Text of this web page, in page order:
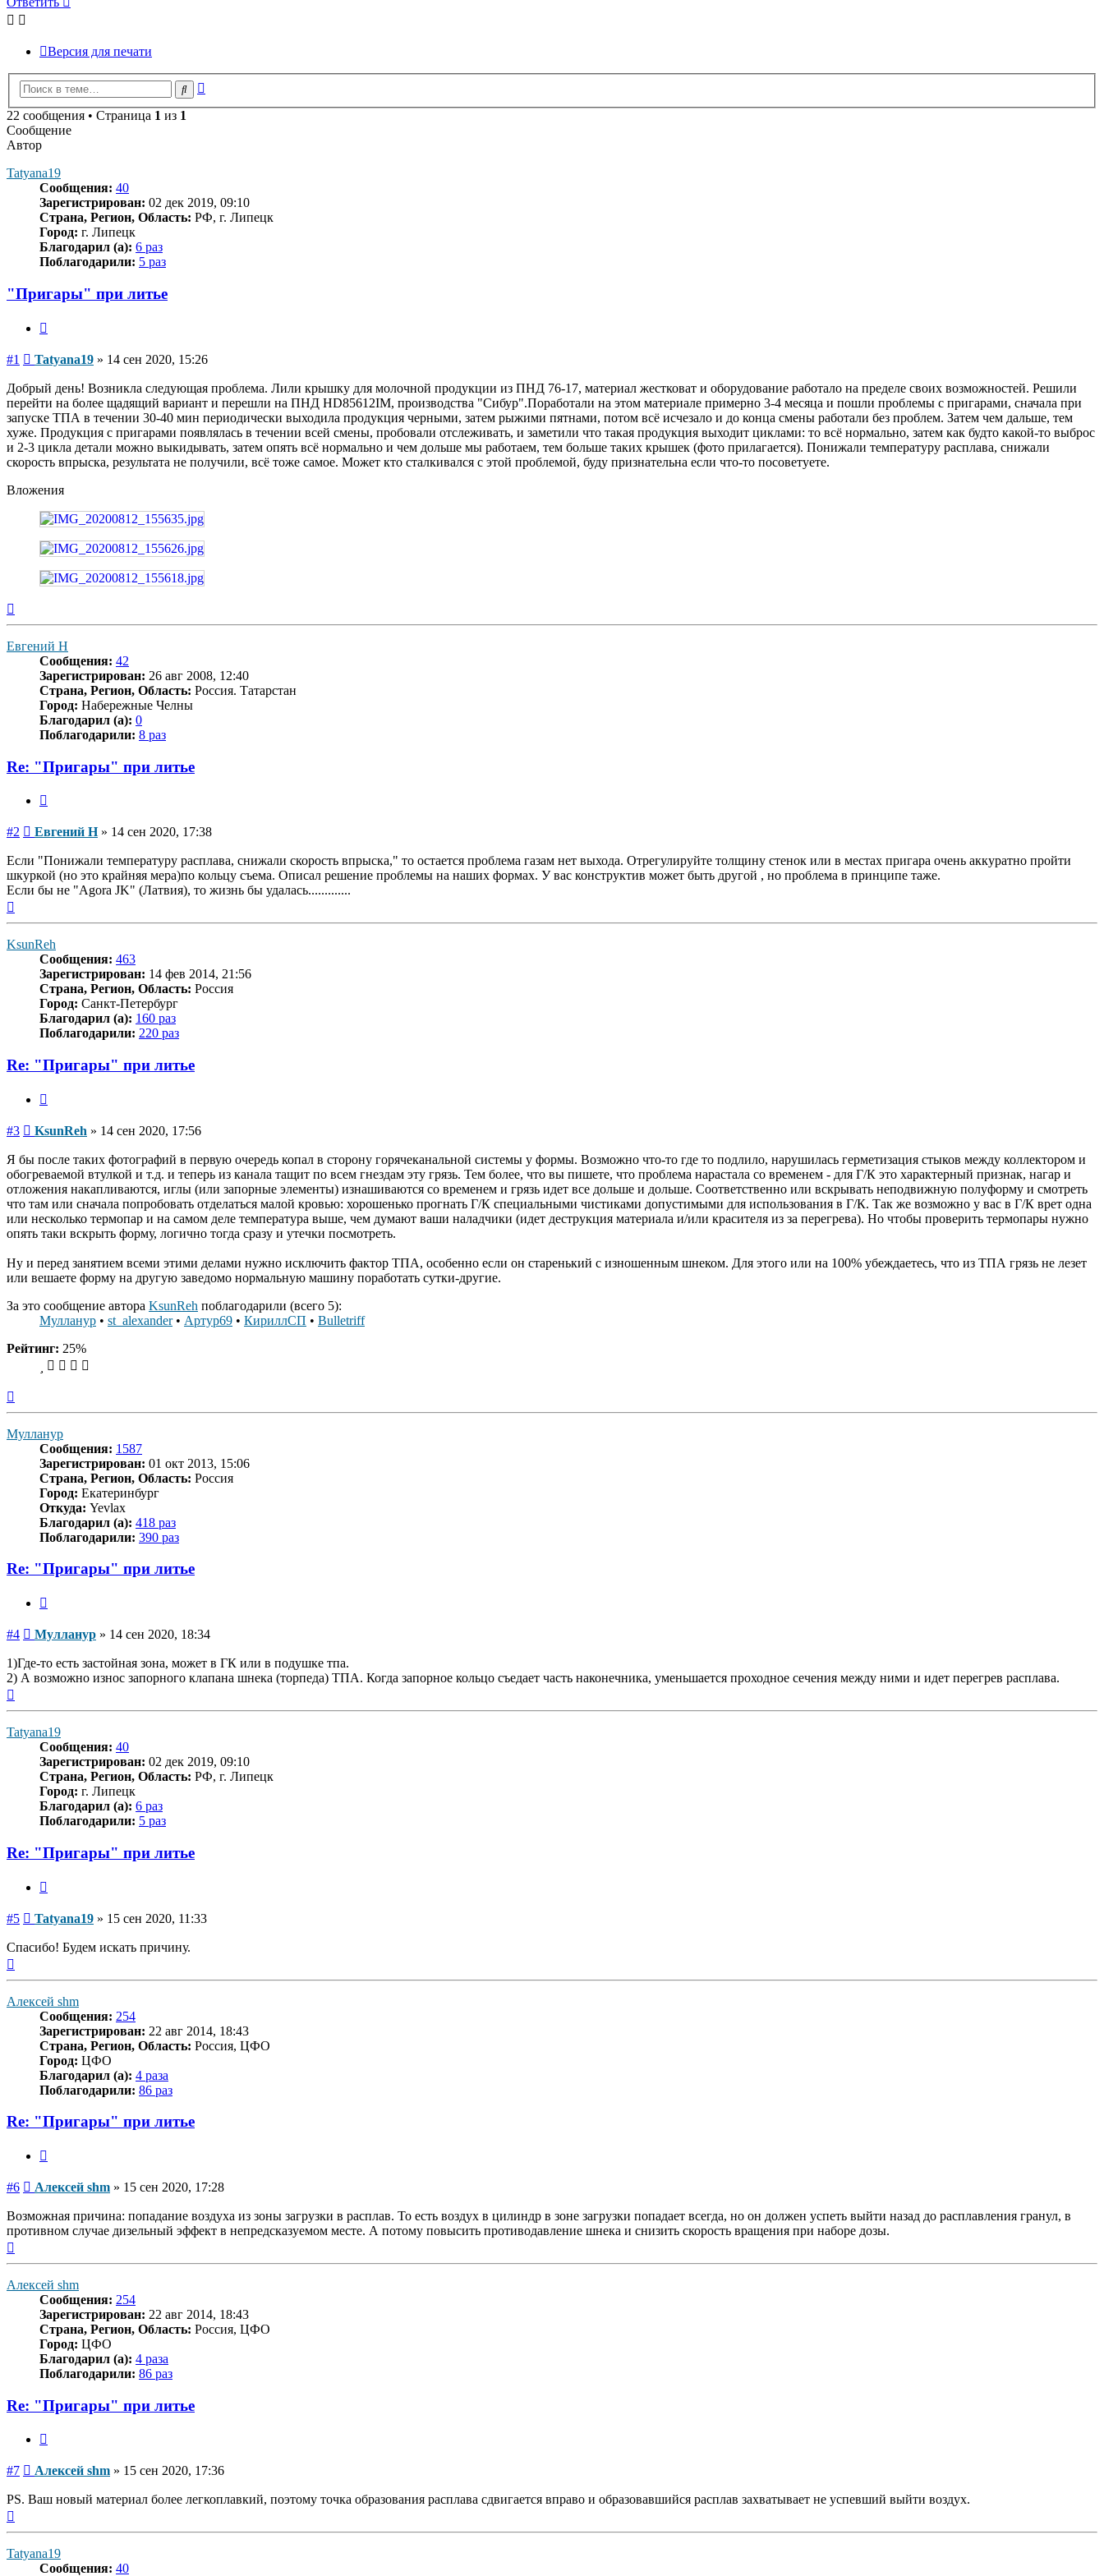
Версия для печати
Поиск
22 сообщения • Страница 1 из 1
Сообщение
Автор
Tatyana19
Сообщения: 40
Зарегистрирован: 02 дек 2019, 09:10
Страна, Регион, Область: РФ, г. Липецк
Город: г. Липецк
Благодарил (а): 6 раз
Поблагодарили: 5 раз
"Пригары" при литье
#1 Сообщение
Tatyana19 » 14 сен 2020, 15:26
Добрый день! Возникла следующая проблема. Лили крышку для молочной продукции из ПНД 76-17, материал жестковат и оборудование работало на пределе своих возможностей. Решили
перейти на более щадящий вариант и перешли на ПНД HD85612IM, производства "Сибур".Поработали на этом материале примерно 3-4 месяца и пошли проблемы с пригарами, сначала при
запуске ТПА в течении 30-40 мин периодически выходила продукция черными, затем рыжими пятнами, потом всё исчезало и до конца смены работали без проблем. Затем чем дальше, тем
хуже. Продукция с пригарами появлялась в течении всей смены, пробовали отслеживать, и заметили что такая продукция выходит циклами: то всё нормально, затем как будто какой-то выброс
и 2-3 цикла детали можно выкидывать, затем опять всё нормально и чем дольше мы работаем, тем больше таких крышек (фото прилагается). Понижали температуру расплава, снижали
скорость впрыска, результата не получили, всё тоже самое. Может кто сталкивался с этой проблемой, буду признательна если что-то посоветуете.
Вложения
Евгений Н
Сообщения: 42
Зарегистрирован: 26 авг 2008, 12:40
Страна, Регион, Область: Россия. Татарстан
Город: Набережные Челны
Благодарил (а): 0
Поблагодарили: 8 раз
Re: "Пригары" при литье
#2 Сообщение
Евгений Н» 14 сен 2020, 17:38
Если "Понижали температуру расплава, снижали скорость впрыска," то остается проблема газам нет выхода. Отрегулируйте толщину стенок или в местах пригара очень аккуратно пройти
шкуркой (но это крайняя мера)по кольцу съема. Описал решение проблемы на наших формах. У вас конструктив может быть другой , но проблема в принципе таже.
Если бы не "Agora JK" (Латвия), то жизнь бы удалась.............
KsunReh
Сообщения: 463
Зарегистрирован: 14 фев 2014, 21:56
Страна, Регион, Область: Россия
Город: Санкт-Петербург
Благодарил (а): 160 раз
Поблагодарили: 220 раз
Re: "Пригары" при литье
#3 Сообщение
KsunReh » 14 сен 2020, 17:56
Я бы после таких фотографий в первую очередь копал в сторону горячеканальной системы у формы. Возможно что-то где то подлило, нарушилась герметизация стыков между коллектором и
обогреваемой втулкой и т.д. и теперь из канала тащит по всем гнездам эту грязь. Тем более, что вы пишете, что проблема нарастала со временем - для Г/К это характерный признак, нагар и
отложения накапливаются, иглы (или запорные элементы) изнашиваются со временем и грязь идет все дольше и дольше. Соответственно или вскрывать неподвижную полуформу и смотреть
что там или сначала попробовать отделаться малой кровью: хорошенько прогнать Г/К специальными чистиками допустимыми для использования в Г/К. Так же возможно у вас в Г/К врет одна
или несколько термопар и на самом деле температура выше, чем думают ваши наладчики (идет деструкция материала и/или красителя из за перегрева). Но чтобы проверить термопары нужно
опять таки вскрыть форму, логично тогда сразу и утечки посмотреть.
Ну и перед занятием всеми этими делами нужно исключить фактор ТПА, особенно если он старенький с изношенным шнеком. Для этого или на 100% убеждаетесь, что из ТПА грязь не лезет
или вешаете форму на другую заведомо нормальную машину поработать сутки-другие.
За это сообщение автора KsunReh поблагодарили (всего 5):
Мулланур • st_alexander• Артур69 • КириллСП • Bulletriff
Рейтинг: 25%
Мулланур
Сообщения: 1587
Зарегистрирован: 01 окт 2013, 15:06
Страна, Регион, Область: Россия
Город: Екатеринбург
Откуда: Yevlax
Благодарил (а): 418 раз
Поблагодарили: 390 раз
Re: "Пригары" при литье
#4 Сообщение
Мулланур » 14 сен 2020, 18:34
1)Где-то есть застойная зона, может в ГК или в подушке тпа.
2) А возможно износ запорного клапана шнека (торпеда) ТПА. Когда запорное кольцо съедает часть наконечника, уменьшается проходное сечения между ними и идет перегрев расплава.
Tatyana19
Сообщения: 40
Зарегистрирован: 02 дек 2019, 09:10
Страна, Регион, Область: РФ, г. Липецк
Город: г. Липецк
Благодарил (а): 6 раз
Поблагодарили: 5 раз
Re: "Пригары" при литье
#5 Сообщение
Tatyana19 » 15 сен 2020, 11:33
Спасибо! Будем искать причину.
Алексей shm
Сообщения: 254
Зарегистрирован: 22 авг 2014, 18:43
Страна, Регион, Область: Россия, ЦФО
Город: ЦФО
Благодарил (а): 4 раза
Поблагодарили: 86 раз
Re: "Пригары" при литье
#6 Сообщение
Алексей shm » 15 сен 2020, 17:28
Возможная причина: попадание воздуха из зоны загрузки в расплав. То есть воздух в цилиндр в зоне загрузки попадает всегда, но он должен успеть выйти назад до расплавления гранул, в
противном случае дизельный эффект в непредсказуемом месте. А потому повысить противодавление шнека и снизить скорость вращения при наборе дозы.
Алексей shm
Сообщения: 254
Зарегистрирован: 22 авг 2014, 18:43
Страна, Регион, Область: Россия, ЦФО
Город: ЦФО
Благодарил (а): 4 раза
Поблагодарили: 86 раз
Re: "Пригары" при литье
#7 Сообщение
Алексей shm » 15 сен 2020, 17:36
PS. Ваш новый материал более легкоплавкий, поэтому точка образования расплава сдвигается вправо и образовавшийся расплав захватывает не успевший выйти воздух.
к
Tatyana19
Сообщения: 40